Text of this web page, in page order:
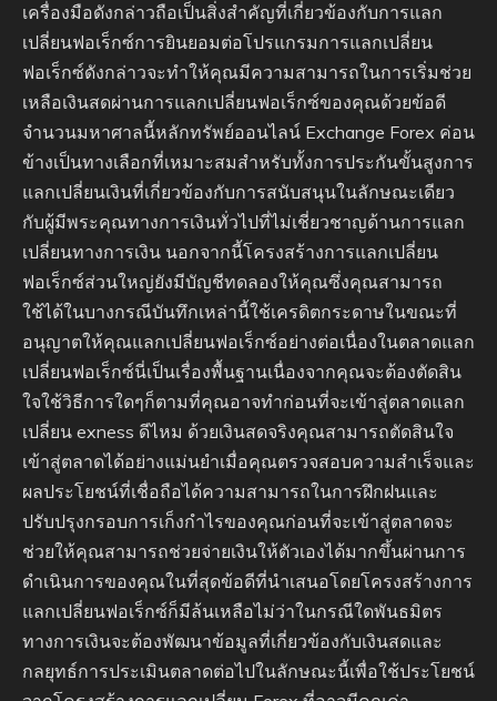
เครื่องมือดังกล่าวถือเป็นสิ่งสำคัญที่เกี่ยวข้องกับการแลก
เปลี่ยนฟอเร็กซ์การยินยอมต่อโปรแกรมการแลกเปลี่ยน
ฟอเร็กซ์ดังกล่าวจะทำให้คุณมีความสามารถในการเริ่มช่วย
เหลือเงินสดผ่านการแลกเปลี่ยนฟอเร็กซ์ของคุณด้วยข้อดี
จำนวนมหาศาลนี้หลักทรัพย์ออนไลน์ Exchange Forex ค่อน
ข้างเป็นทางเลือกที่เหมาะสมสำหรับทั้งการประกันขั้นสูงการ
แลกเปลี่ยนเงินที่เกี่ยวข้องกับการสนับสนุนในลักษณะเดียว
กับผู้มีพระคุณทางการเงินทั่วไปที่ไม่เชี่ยวชาญด้านการแลก
เปลี่ยนทางการเงิน นอกจากนี้โครงสร้างการแลกเปลี่ยน
ฟอเร็กซ์ส่วนใหญ่ยังมีบัญชีทดลองให้คุณซึ่งคุณสามารถ
ใช้ได้ในบางกรณีบันทึกเหล่านี้ใช้เครดิตกระดาษในขณะที่
อนุญาตให้คุณแลกเปลี่ยนฟอเร็กซ์อย่างต่อเนื่องในตลาดแลก
เปลี่ยนฟอเร็กซ์นี่เป็นเรื่องพื้นฐานเนื่องจากคุณจะต้องตัดสิน
ใจใช้วิธีการใดๆก็ตามที่คุณอาจทำก่อนที่จะเข้าสู่ตลาดแลก
เปลี่ยน exness ดีไหม ด้วยเงินสดจริงคุณสามารถตัดสินใจ
เข้าสู่ตลาดได้อย่างแม่นยำเมื่อคุณตรวจสอบความสำเร็จและ
ผลประโยชน์ที่เชื่อถือได้ความสามารถในการฝึกฝนและ
ปรับปรุงกรอบการเก็งกำไรของคุณก่อนที่จะเข้าสู่ตลาดจะ
ช่วยให้คุณสามารถช่วยจ่ายเงินให้ตัวเองได้มากขึ้นผ่านการ
ดำเนินการของคุณในที่สุดข้อดีที่นำเสนอโดยโครงสร้างการ
แลกเปลี่ยนฟอเร็กซ์ก็มีล้นเหลือไม่ว่าในกรณีใดพันธมิตร
ทางการเงินจะต้องพัฒนาข้อมูลที่เกี่ยวข้องกับเงินสดและ
กลยุทธ์การประเมินตลาดต่อไปในลักษณะนี้เพื่อใช้ประโยชน์